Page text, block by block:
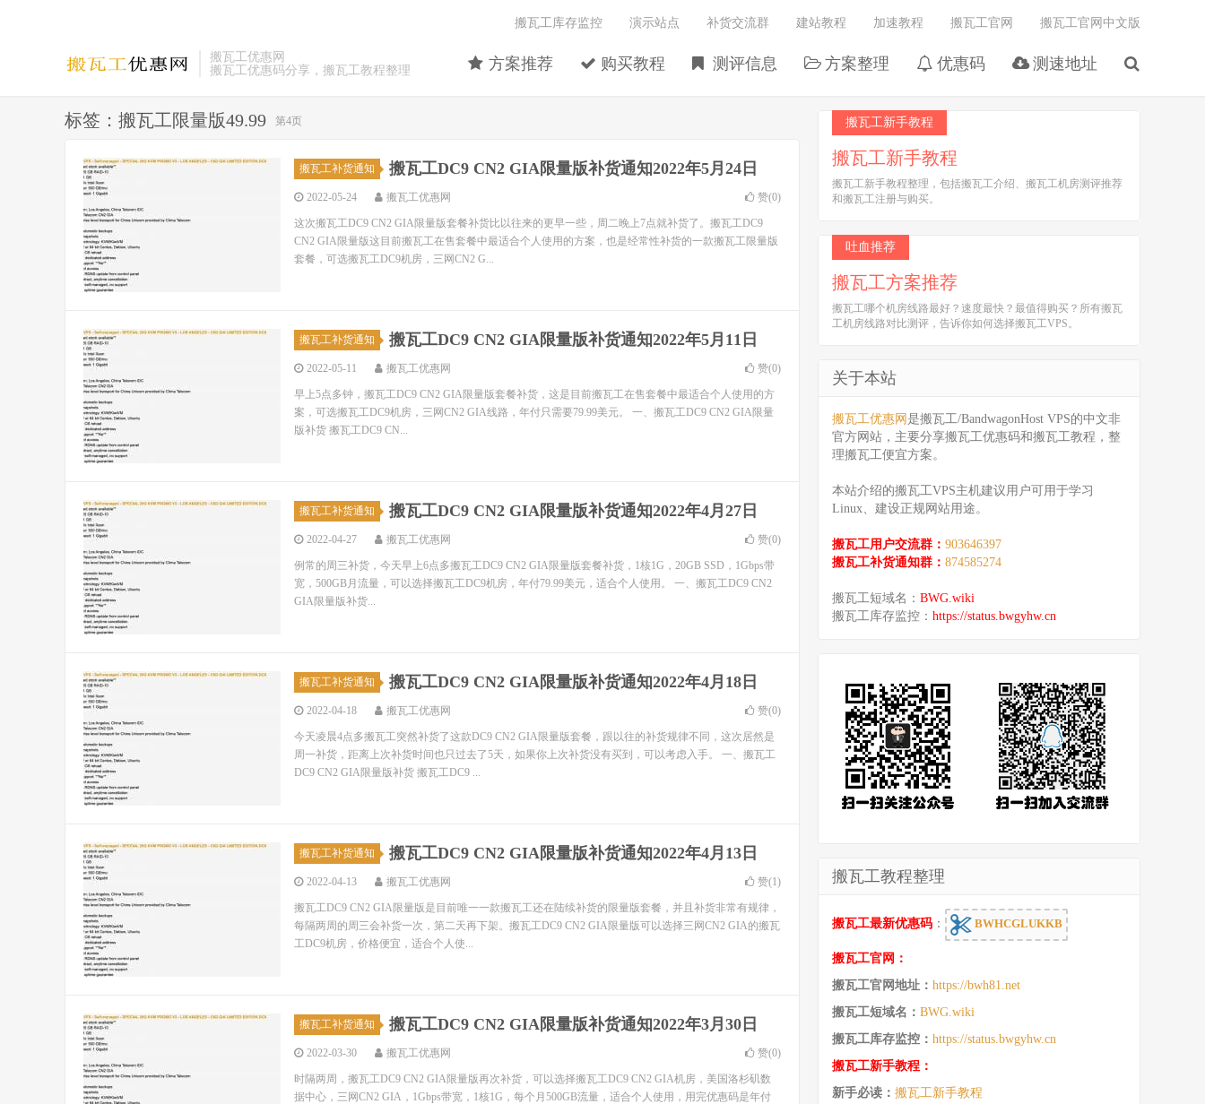
搬瓦工优惠网
搬瓦工优惠码分享，搬瓦工教程整理
方案推荐 购买教程 测评信息 方案整理 优惠码 测速地址
搬瓦工库存监控 演示站点 补货交流群 建站教程 加速教程 搬瓦工官网 搬瓦工官网中文版
标签：搬瓦工限量版49.99 第4页
搬瓦工补货通知 搬瓦工DC9 CN2 GIA限量版补货通知2022年5月24日
2022-05-24 搬瓦工优惠网 赞(0)
这次搬瓦工DC9 CN2 GIA限量版套餐补货比以往来的更早一些，周二晚上7点就补货了。搬瓦工DC9
CN2 GIA限量版这目前搬瓦工在售套餐中最适合个人使用的方案，也是经常性补货的一款搬瓦工限量版
套餐，可选搬瓦工DC9机房，三网CN2 G...
搬瓦工补货通知 搬瓦工DC9 CN2 GIA限量版补货通知2022年5月11日
2022-05-11 搬瓦工优惠网 赞(0)
早上5点多钟，搬瓦工DC9 CN2 GIA限量版套餐补货，这是目前搬瓦工在售套餐中最适合个人使用的方
案，可选搬瓦工DC9机房，三网CN2 GIA线路，年付只需要79.99美元。 一、搬瓦工DC9 CN2 GIA限量
版补货 搬瓦工DC9 CN...
搬瓦工补货通知 搬瓦工DC9 CN2 GIA限量版补货通知2022年4月27日
2022-04-27 搬瓦工优惠网 赞(0)
例常的周三补货，今天早上6点多搬瓦工DC9 CN2 GIA限量版套餐补货，1核1G，20GB SSD，1Gbps带
宽，500GB月流量，可以选择搬瓦工DC9机房，年付79.99美元，适合个人使用。 一、搬瓦工DC9 CN2
GIA限量版补货...
搬瓦工补货通知 搬瓦工DC9 CN2 GIA限量版补货通知2022年4月18日
2022-04-18 搬瓦工优惠网 赞(0)
今天凌晨4点多搬瓦工突然补货了这款DC9 CN2 GIA限量版套餐，跟以往的补货规律不同，这次居然是
周一补货，距离上次补货时间也只过去了5天，如果你上次补货没有买到，可以考虑入手。 一、搬瓦工
DC9 CN2 GIA限量版补货 搬瓦工DC9 ...
搬瓦工补货通知 搬瓦工DC9 CN2 GIA限量版补货通知2022年4月13日
2022-04-13 搬瓦工优惠网 赞(1)
搬瓦工DC9 CN2 GIA限量版是目前唯一一款搬瓦工还在陆续补货的限量版套餐，并且补货非常有规律，
每隔两周的周三会补货一次，第二天再下架。搬瓦工DC9 CN2 GIA限量版可以选择三网CN2 GIA的搬瓦
工DC9机房，价格便宜，适合个人使...
搬瓦工补货通知 搬瓦工DC9 CN2 GIA限量版补货通知2022年3月30日
2022-03-30 搬瓦工优惠网 赞(0)
时隔两周，搬瓦工DC9 CN2 GIA限量版再次补货，可以选择搬瓦工DC9 CN2 GIA机房，美国洛杉矶数
据中心，三网CN2 GIA，1Gbps带宽，1核1G，每个月500GB流量，适合个人使用，用完优惠码是年付
搬瓦工新手教程
搬瓦工新手教程
搬瓦工新手教程整理，包括搬瓦工介绍、搬瓦工机房测评推荐
和搬瓦工注册与购买。
吐血推荐
搬瓦工方案推荐
搬瓦工哪个机房线路最好？速度最快？最值得购买？所有搬瓦
工机房线路对比测评，告诉你如何选择搬瓦工VPS。
关于本站
搬瓦工优惠网 是搬瓦工/BandwagonHost VPS的中文非
官方网站，主要分享搬瓦工优惠码和搬瓦工教程，整
理搬瓦工便宜方案。
本站介绍的搬瓦工VPS主机建议用户可用于学习
Linux、建设正规网站用途。
搬瓦工用户交流群： 903646397
搬瓦工补货通知群： 874585274
搬瓦工短域名： BWG.wiki
搬瓦工库存监控： https://status.bwgyhw.cn
搬瓦工教程整理
搬瓦工最新优惠码 ： BWHCGLUKKB
搬瓦工官网：
搬瓦工官网地址： https://bwh81.net
搬瓦工短域名： BWG.wiki
搬瓦工库存监控： https://status.bwgyhw.cn
搬瓦工新手教程：
新手必读： 搬瓦工新手教程